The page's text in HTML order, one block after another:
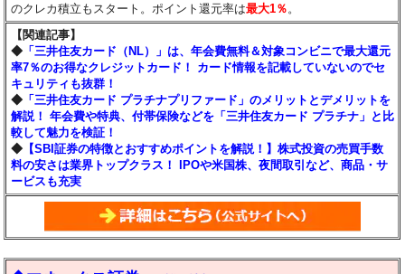
のクレカ積立もスタート。ポイント還元率は最大1％ 。
【関連記事】
◆ 「三井住友カード（NL）」は、年会費無料＆対象コンビニで最大還元
率7％のお得なクレジットカード！ カード情報を記載していないのでセ
キュリティも抜群！
◆ 「三井住友カード プラチナプリファード」のメリットとデメリットを
解説！ 年会費や特典、付帯保険などを「三井住友カード プラチナ」と比
較して魅力を検証！
◆ 【SBI証券の特徴とおすすめポイントを解説！】株式投資の売買手数
料の安さは業界トップクラス！ IPOや米国株、夜間取引など、商品・サ
ービスも充実